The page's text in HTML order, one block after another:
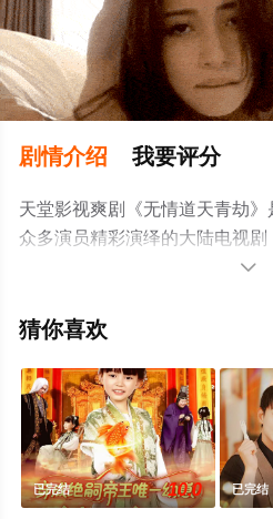
剧情介绍 我要评分
天堂影视爽剧《无情道天青劫》
众多演员精彩演绎的大陆电视
完结），手机免费观看高清无
或剧情网等平台了解。

猜你喜欢
已完结 10.0 已完结